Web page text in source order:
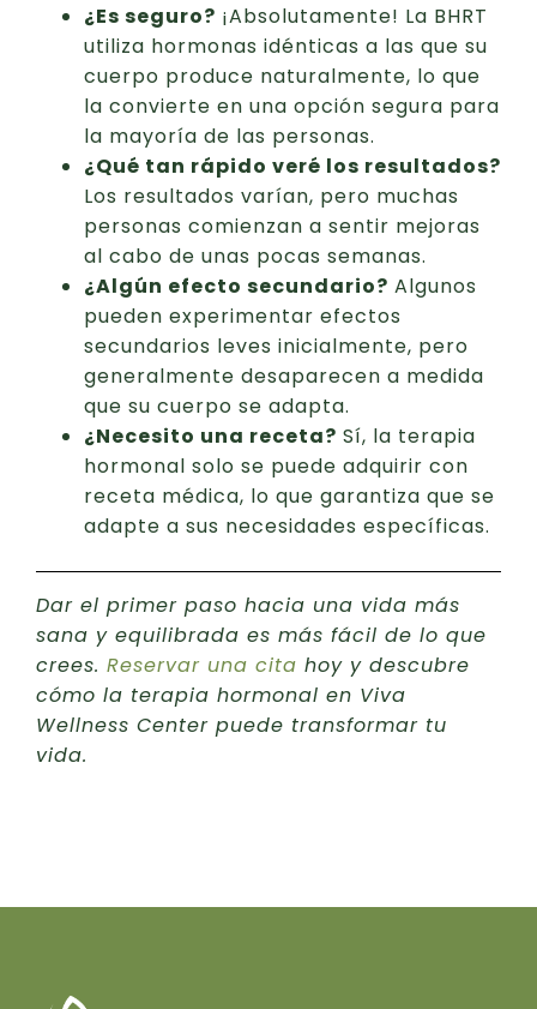
¿Es seguro? ¡Absolutamente! La BHRT
utiliza hormonas idénticas a las que su
cuerpo produce naturalmente, lo que
la convierte en una opción segura para
la mayoría de las personas.
¿Qué tan rápido veré los resultados?
Los resultados varían, pero muchas
personas comienzan a sentir mejoras
al cabo de unas pocas semanas.
¿Algún efecto secundario? Algunos
pueden experimentar efectos
secundarios leves inicialmente, pero
generalmente desaparecen a medida
que su cuerpo se adapta.
¿Necesito una receta? Sí, la terapia
hormonal solo se puede adquirir con
receta médica, lo que garantiza que se
adapte a sus necesidades específicas.
Dar el primer paso hacia una vida más
sana y equilibrada es más fácil de lo que
crees. Reservar una cita hoy y descubre
cómo la terapia hormonal en Viva
Wellness Center puede transformar tu
vida.